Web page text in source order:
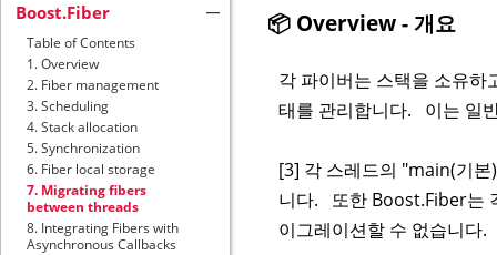
Boost.Fiber
Table of Contents
1. Overview
2. Fiber management
3. Scheduling
4. Stack allocation
5. Synchronization
6. Fiber local storage
7. Migrating fibers
between threads
8. Integrating Fibers with
Asynchronous Callbacks
📦 Overview - 개요
각 파이버는 스택을 소유하
태를 관리합니다. 이는 일
[3] 각 스레드의 "main(기
니다. 또한 Boost.Fiber는
이그레이션할 수 없습니다.